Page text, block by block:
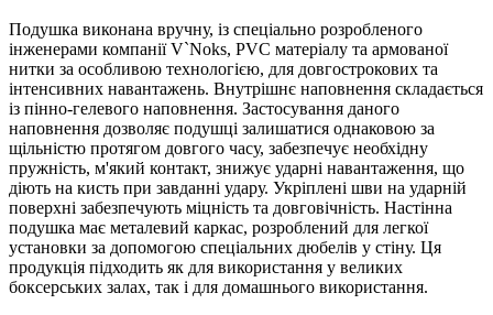
Подушка виконана вручну, із спеціально розробленого
інженерами компанії V`Noks, PVC матеріалу та армованої
нитки за особливою технологією, для довгострокових та
інтенсивних навантажень. Внутрішнє наповнення складається
із пінно-гелевого наповнення. Застосування даного
наповнення дозволяє подушці залишатися однаковою за
щільністю протягом довгого часу, забезпечує необхідну
пружність, м'який контакт, знижує ударні навантаження, що
діють на кисть при завданні удару. Укріплені шви на ударній
поверхні забезпечують міцність та довговічність. Настінна
подушка має металевий каркас, розроблений для легкої
установки за допомогою спеціальних дюбелів у стіну. Ця
продукція підходить як для використання у великих
боксерських залах, так і для домашнього використання.